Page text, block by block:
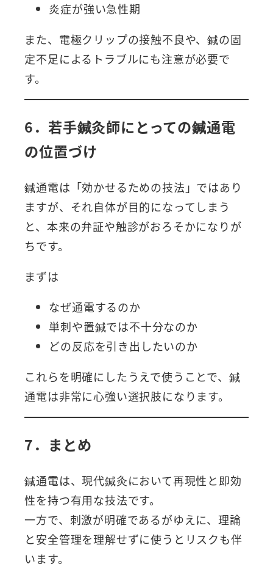
炎症が強い急性期
また、電極クリップの接触不良や、鍼の固
定不足によるトラブルにも注意が必要で
す。
6．若手鍼灸師にとっての鍼通電
の位置づけ
鍼通電は「効かせるための技法」ではあり
ますが、それ自体が目的になってしまう
と、本来の弁証や触診がおろそかになりが
ちです。
まずは
なぜ通電するのか
単刺や置鍼では不十分なのか
どの反応を引き出したいのか
これらを明確にしたうえで使うことで、鍼
通電は非常に心強い選択肢になります。
7．まとめ
鍼通電は、現代鍼灸において再現性と即効
性を持つ有用な技法です。
一方で、刺激が明確であるがゆえに、理論
と安全管理を理解せずに使うとリスクも伴
います。